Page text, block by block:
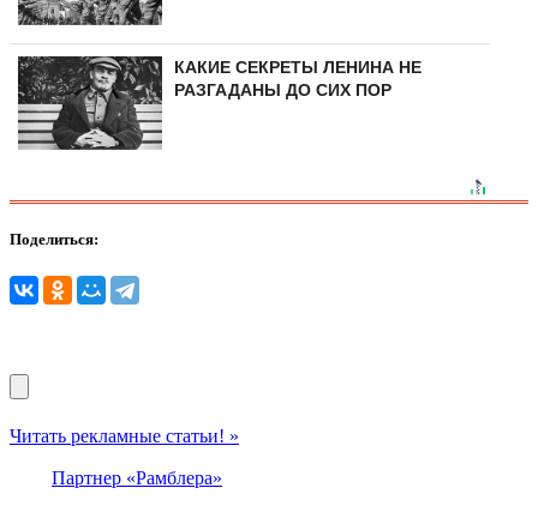
КАКИЕ СЕКРЕТЫ ЛЕНИНА НЕ
РАЗГАДАНЫ ДО СИХ ПОР
Поделиться:
Читать рекламные статьи! »
Партнер «Рамблера»